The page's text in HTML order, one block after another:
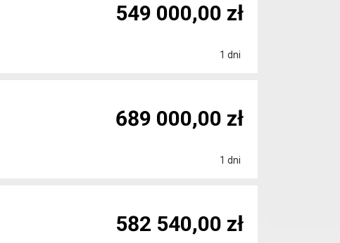
1 dni
549 000,00 zł
1 dni
689 000,00 zł
582 540,00 zł